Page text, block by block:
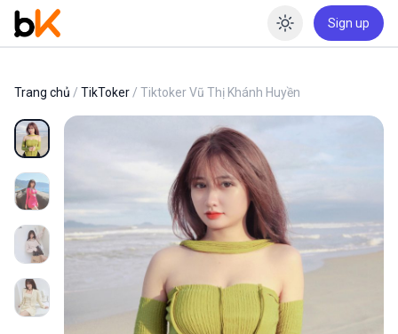
Enable
Sign up
Trang chủ / TikToker / Tiktoker Vũ Thị Khánh Huyền